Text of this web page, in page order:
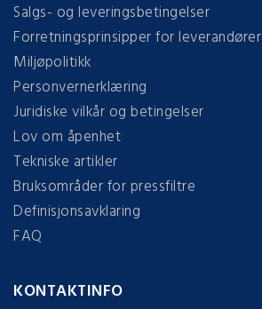
Salgs- og leveringsbetingelser
Forretningsprinsipper for leverandører
Miljøpolitikk
Personvernerklæring
Juridiske vilkår og betingelser
Lov om åpenhet
Tekniske artikler
Bruksområder for pressfiltre
Definisjonsavklaring
FAQ
KONTAKTINFO